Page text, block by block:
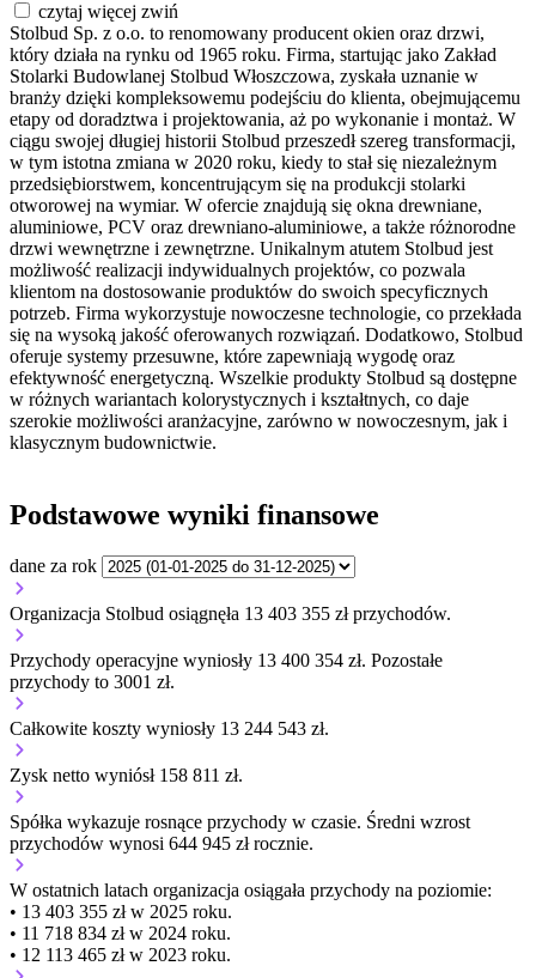
czytaj więcej zwiń
Stolbud Sp. z o.o. to renomowany producent okien oraz drzwi,
który działa na rynku od 1965 roku. Firma, startując jako Zakład
Stolarki Budowlanej Stolbud Włoszczowa, zyskała uznanie w
branży dzięki kompleksowemu podejściu do klienta, obejmującemu
etapy od doradztwa i projektowania, aż po wykonanie i montaż. W
ciągu swojej długiej historii Stolbud przeszedł szereg transformacji,
w tym istotna zmiana w 2020 roku, kiedy to stał się niezależnym
przedsiębiorstwem, koncentrującym się na produkcji stolarki
otworowej na wymiar. W ofercie znajdują się okna drewniane,
aluminiowe, PCV oraz drewniano-aluminiowe, a także różnorodne
drzwi wewnętrzne i zewnętrzne. Unikalnym atutem Stolbud jest
możliwość realizacji indywidualnych projektów, co pozwala
klientom na dostosowanie produktów do swoich specyficznych
potrzeb. Firma wykorzystuje nowoczesne technologie, co przekłada
się na wysoką jakość oferowanych rozwiązań. Dodatkowo, Stolbud
oferuje systemy przesuwne, które zapewniają wygodę oraz
efektywność energetyczną. Wszelkie produkty Stolbud są dostępne
w różnych wariantach kolorystycznych i kształtnych, co daje
szerokie możliwości aranżacyjne, zarówno w nowoczesnym, jak i
klasycznym budownictwie.
Podstawowe wyniki finansowe
dane za rok
Organizacja Stolbud osiągnęła 13 403 355 zł przychodów.
Przychody operacyjne wyniosły 13 400 354 zł. Pozostałe
przychody to 3001 zł.
Całkowite koszty wyniosły 13 244 543 zł.
Zysk netto wyniósł 158 811 zł.
Spółka wykazuje rosnące przychody w czasie. Średni wzrost
przychodów wynosi 644 945 zł rocznie.
W ostatnich latach organizacja osiągała przychody na poziomie:
• 13 403 355 zł w 2025 roku.
• 11 718 834 zł w 2024 roku.
• 12 113 465 zł w 2023 roku.